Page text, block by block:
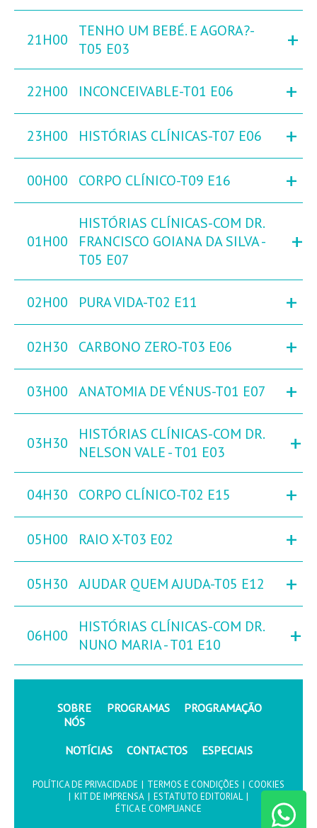
21H00
TENHO UM BEBÉ. E AGORA?-
T05 E03
+
22H00 INCONCEIVABLE-T01 E06 +
23H00 HISTÓRIAS CLÍNICAS-T07 E06 +
00H00 CORPO CLÍNICO-T09 E16 +
01H00
HISTÓRIAS CLÍNICAS-COM DR.
FRANCISCO GOIANA DA SILVA -
T05 E07
+
02H00 PURA VIDA-T02 E11 +
02H30 CARBONO ZERO-T03 E06 +
03H00 ANATOMIA DE VÉNUS-T01 E07 +
03H30
HISTÓRIAS CLÍNICAS-COM DR.
NELSON VALE - T01 E03
+
04H30 CORPO CLÍNICO-T02 E15 +
05H00 RAIO X-T03 E02 +
05H30 AJUDAR QUEM AJUDA-T05 E12 +
06H00
HISTÓRIAS CLÍNICAS-COM DR.
NUNO MARIA - T01 E10
+
SOBRE
NÓS
PROGRAMAS PROGRAMAÇÃO
NOTÍCIAS CONTACTOS ESPECIAIS
POLÍTICA DE PRIVACIDADE | TERMOS E CONDIÇÕES | COOKIES
| KIT DE IMPRENSA | ESTATUTO EDITORIAL |
ÉTICA E COMPLIANCE